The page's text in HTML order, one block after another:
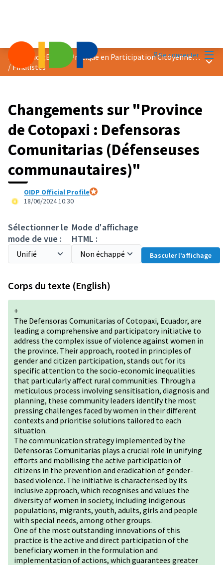
Se connecter
Prix &quot;Bonne Pratique en Participation Citoyenne&quot; 2024
/Finalistes
Changements sur "Province
de Cotopaxi : Defensoras
Comunitarias (Défenseuses
communautaires)"
OIDP Official Profile
18/06/2024 10:30
Sélectionner le
mode de vue :
Mode d'affichage
HTML :
Basculer l’affichage
Corps du texte (English)
+
The Defensoras Comunitarias of Cotopaxi, Ecuador, are
leading a comprehensive and participatory initiative to
address the complex issue of violence against women in
the province. Their approach, rooted in principles of
gender and citizen participation, stands out for its
specific attention to the socio-economic inequalities
that particularly affect rural communities. Through a
meticulous process involving sensitisation, diagnosis and
planning, these community leaders identify the most
pressing challenges faced by women in their different
contexts and prioritise solutions tailored to each
situation.
The communication strategy implemented by the
Defensoras Comunitarias plays a crucial role in unifying
efforts and mobilising the active participation of
citizens in the prevention and eradication of gender-
based violence. The initiative is characterised by its
inclusive approach, which recognises and values the
diversity of women in society, including indigenous
populations, migrants, youth, adults, girls and people
with special needs, among other groups.
One of the most outstanding innovations of this
practice is the active and direct participation of the
beneficiary women in the formulation and
implementation of actions, which guarantees greater